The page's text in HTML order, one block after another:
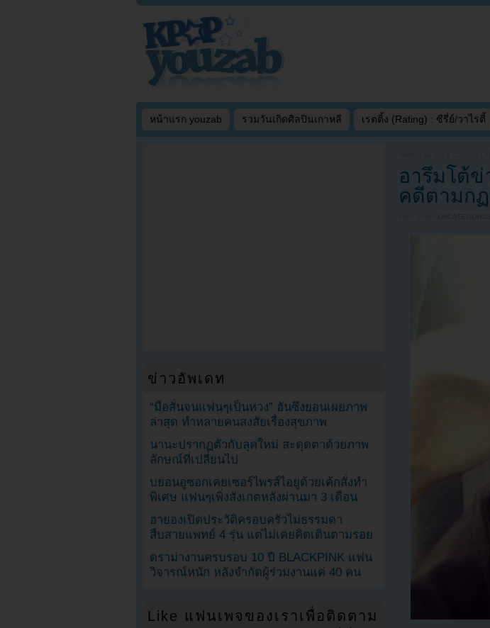
หน้าแรก youzab รวมวันเกิดศิลปินเกาหลี เรตติ้ง (Rating) : ซีรี่ย์/วาไรตี้
อารึมโต้ข่
คดีตามก
ข่าวอัพเดท
“มือสั่นจนแฟนๆเป็นห่วง” ฮันซึงยอนเผยภาพ
ล่าสุด ทำหลายคนสงสัยเรื่องสุขภาพ
นานะปรากฏตัวกับลุคใหม่ สะดุดตาด้วยภาพ
ลักษณ์ที่เปลี่ยนไป
บยอนอูซอกเคยเซอร์ไพรส์ไอยูด้วยเค้กสั่งทำ
พิเศษ แฟนๆเพิ่งสังเกตหลังผ่านมา 3 เดือน
ฮายองเปิดประวัติครอบครัวไม่ธรรมดา
สืบสายแพทย์ 4 รุ่น แต่ไม่เคยคิดเดินตามรอย
ดราม่างานครบรอบ 10 ปี BLACKPINK แฟน
วิจารณ์หนัก หลังจำกัดผู้ร่วมงานแค่ 40 คน
Like แฟนเพจของเราเพื่อติดตาม